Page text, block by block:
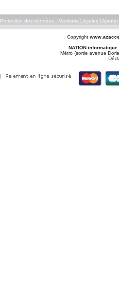
Protection des données| Mentions Légales| Ajouter
Copyright
NATION informatique
Métro (sortie avenue